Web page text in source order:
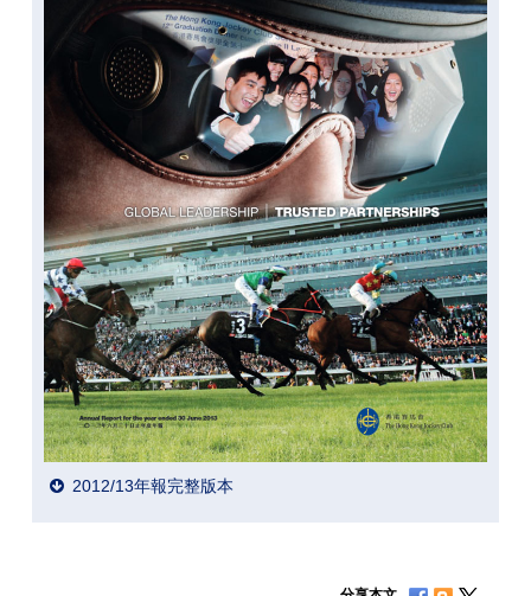
2012/13年報完整版本